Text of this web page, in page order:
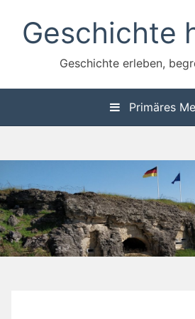
Inhalt
springenGeschichte
Geschichte erleben,
Primäres